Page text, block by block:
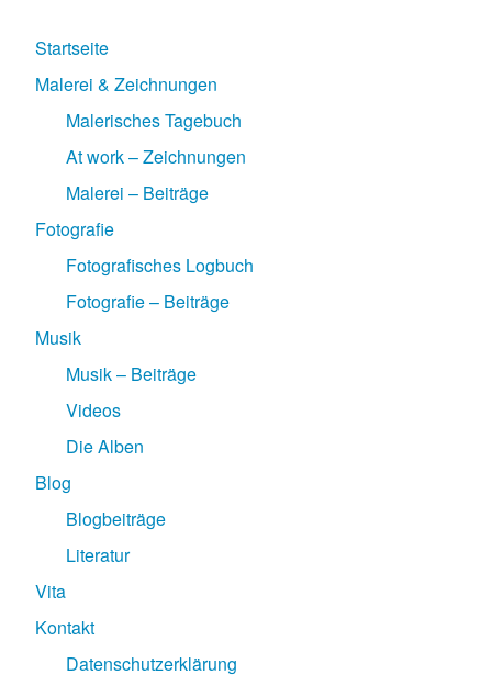
Startseite
Malerei & Zeichnungen
Malerisches Tagebuch
At work – Zeichnungen
Malerei – Beiträge
Fotografie
Fotografisches Logbuch
Fotografie – Beiträge
Musik
Musik – Beiträge
Videos
Die Alben
Blog
Blogbeiträge
Literatur
Vita
Kontakt
Datenschutzerklärung